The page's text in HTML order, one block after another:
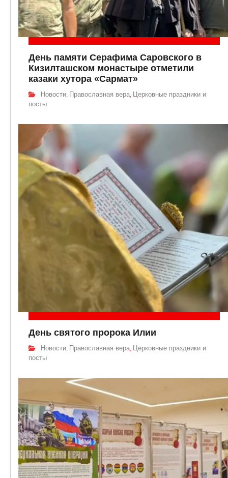
День памяти Серафима Саровского в
Кизилташском монастыре отметили
казаки хутора «Сармат»
Новости, Православная вера, Церковные праздники и
посты
День святого пророка Илии
Новости, Православная вера,
Церковные праздники и
посты